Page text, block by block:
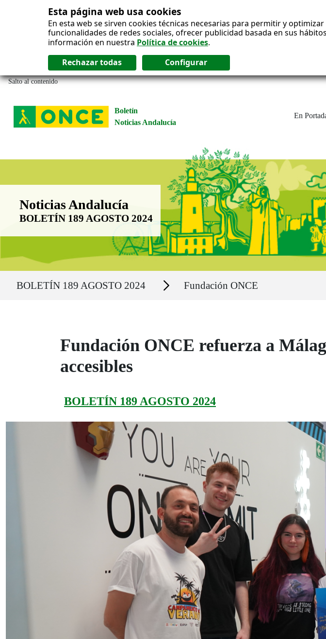
Esta página web usa cookies
En esta web se sirven cookies técnicas necesarias para permitir y
funcionalidades de redes sociales, ofrecer publicidad basada en sus
información en nuestra Política de cookies.
Salto al contenido
Boletín
Noticias Andalucía
En
Boletín Noticias Andalucía
Noticias Andalucía
BOLETÍN 189 AGOSTO 2024
BOLETÍN 189 AGOSTO 2024 Secciones Fundación ONCE
Fundación ONCE refuerza a
accesibles
BOLETÍN 189 AGOSTO 2024